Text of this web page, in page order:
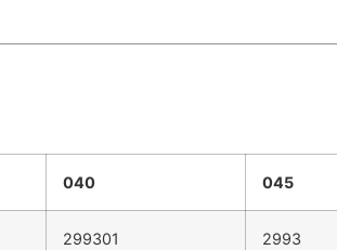
040 045
299301 2993